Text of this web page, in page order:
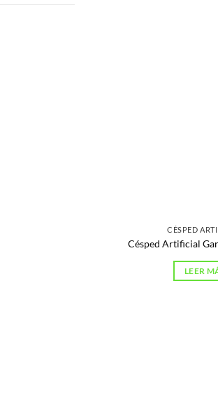
CÉSPED
Césped Artificial
LEER